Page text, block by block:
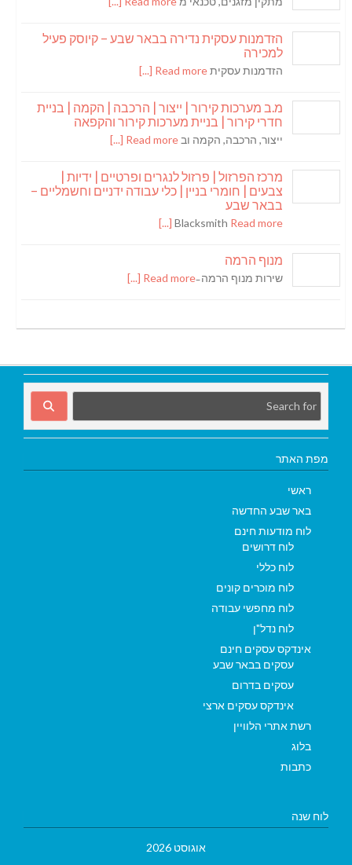
הזדמנות עסקית נדירה בבאר שבע – קיוסק פעיל
למכירה
הזדמנות עסקיתRead more [...]
מ.ב מערכות קירור | ייצור | הרכבה | הקמה | בניית
חדרי קירור | בניית מערכות קירור והקפאה
ייצור, הרכבה, הקמה וב Read more [...]
מרכז הפרזול | פרזול לנגרים ופרטיים | ידיות |
צבעים | חומרי בניין | כלי עבודה ידניים וחשמליים –
בבאר שבע
Blacksmith Read more [...]
מנוף הרמה
שירות מנוף הרמה ̵Read more [...]
מפת האתר
ראשי
באר שבע החדשה
לוח מודעות חינם
לוח דרושים
לוח כללי
לוח מוכרים קונים
לוח מחפשי עבודה
לוח נדל"ן
אינדקס עסקים חינם
עסקים בבאר שבע
עסקים בדרום
אינדקס עסקים ארצי
רשת אתרי הלוויין
בלוג
כתבות
לוח שנה
אוגוסט 2026